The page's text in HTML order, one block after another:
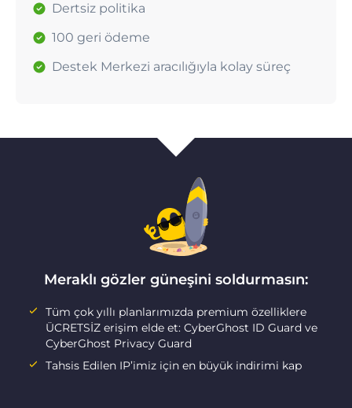
Dertsiz politika
100 geri ödeme
Destek Merkezi aracılığıyla kolay süreç
Meraklı gözler güneşini soldurmasın:
Tüm çok yıllı planlarımızda premium özelliklere
ÜCRETSİZ erişim elde et: CyberGhost ID Guard ve
CyberGhost Privacy Guard
Tahsis Edilen IP’imiz için en büyük indirimi kap